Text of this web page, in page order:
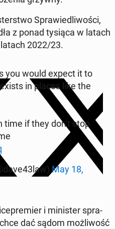
Spra­wie­dli­wo­ści,
z ponad tysiąca w latach
2022/23.
you would expect it to
in places like the
time if they don't stop
(@dave43law) May 18,
i mi­ni­ster spra­
dać sądom moż­li­wość